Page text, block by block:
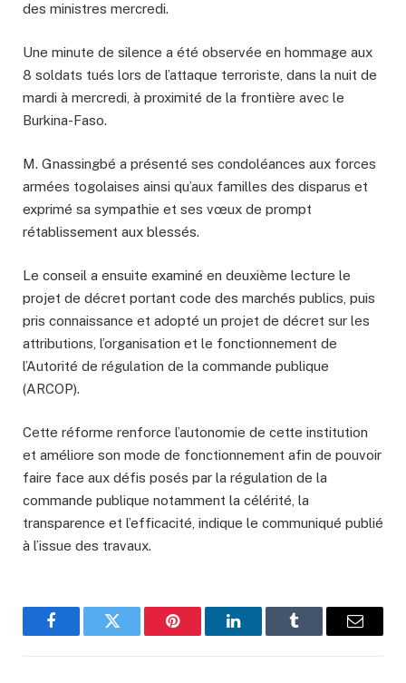
des ministres mercredi.
Une minute de silence a été observée en hommage aux
8 soldats tués lors de l’attaque terroriste, dans la nuit de
mardi à mercredi, à proximité de la frontière avec le
Burkina-Faso.
M. Gnassingbé a présenté ses condoléances aux forces
armées togolaises ainsi qu’aux familles des disparus et
exprimé sa sympathie et ses vœux de prompt
rétablissement aux blessés.
Le conseil a ensuite examiné en deuxième lecture le
projet de décret portant code des marchés publics, puis
pris connaissance et adopté un projet de décret sur les
attributions, l’organisation et le fonctionnement de
l’Autorité de régulation de la commande publique
(ARCOP).
Cette réforme renforce l’autonomie de cette institution
et améliore son mode de fonctionnement afin de pouvoir
faire face aux défis posés par la régulation de la
commande publique notamment la célérité, la
transparence et l’efficacité, indique le communiqué publié
à l’issue des travaux.
FacebookTwitter Pinterest LinkedInTumblr Email